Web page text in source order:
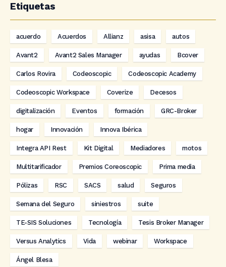
Etiquetas
acuerdo Acuerdos Allianz asisa autos
Avant2 Avant2 Sales Manager ayudas Bcover
Carlos Rovira Codeoscopic Codeoscopic Academy
Codeoscopic Workspace Coverize Decesos
digitalización Eventos formación GRC-Broker
hogar Innovación Innova Ibérica
Integra API Rest Kit Digital Mediadores motos
Multitarificador Premios Coreoscopic Prima media
Pólizas RSC SACS salud Seguros
Semana del Seguro siniestros suite
TE-SIS Soluciones Tecnología Tesis Broker Manager
Versus Analytics Vida webinar Workspace
Ángel Blesa